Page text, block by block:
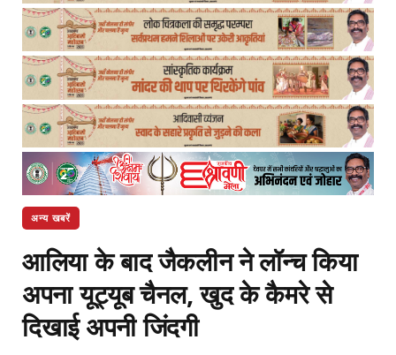
अन्य खबरें
आलिया के बाद जैकलीन ने लॉन्च किया
अपना यूट्यूब चैनल, खुद के कैमरे से
दिखाई अपनी जिंदगी